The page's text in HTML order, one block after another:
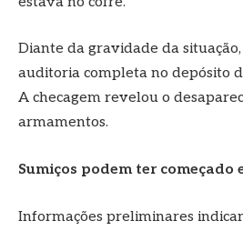
Diante da gravidade da
auditoria completa no depósito
A checagem revelou o
armamentos.
Sumiços podem ter começado
Informações preliminares